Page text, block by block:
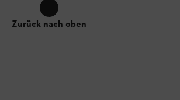
Zurück nach oben